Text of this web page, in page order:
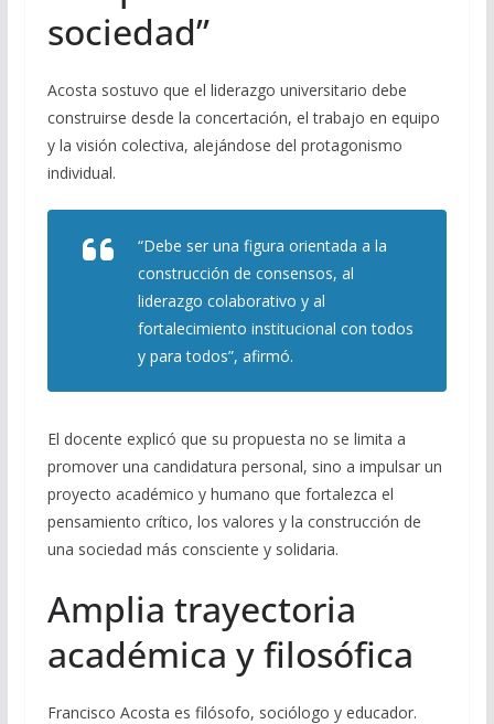
sociedad”
Acosta sostuvo que el liderazgo universitario debe
construirse desde la concertación, el trabajo en equipo
y la visión colectiva, alejándose del protagonismo
individual.
“Debe ser una figura orientada a la
construcción de consensos, al
liderazgo colaborativo y al
fortalecimiento institucional con todos
y para todos”, afirmó.
El docente explicó que su propuesta no se limita a
promover una candidatura personal, sino a impulsar un
proyecto académico y humano que fortalezca el
pensamiento crítico, los valores y la construcción de
una sociedad más consciente y solidaria.
Amplia trayectoria
académica y filosófica
Francisco Acosta es filósofo, sociólogo y educador.